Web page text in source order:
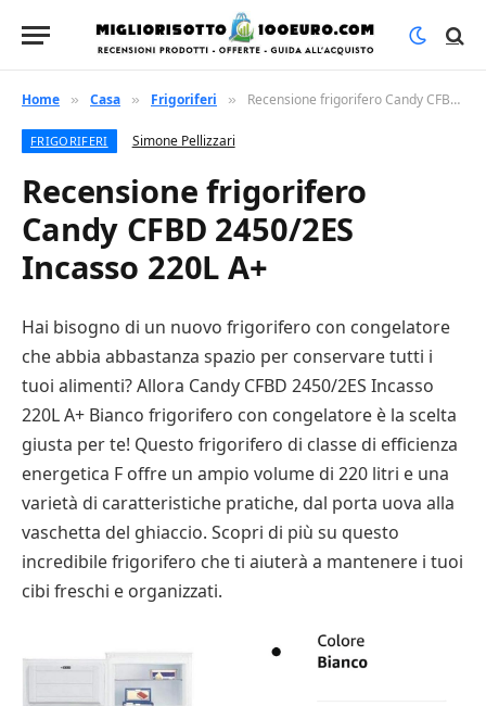
Home » Casa » Frigoriferi » Recensione frigorifero Candy CFBD 2450/2ES Incasso 220L A+
FRIGORIFERI Simone Pellizzari
Recensione frigorifero
Candy CFBD 2450/2ES
Incasso 220L A+
Hai bisogno di un nuovo frigorifero con congelatore
che abbia abbastanza spazio per conservare tutti i
tuoi alimenti? Allora Candy CFBD 2450/2ES Incasso
220L A+ Bianco frigorifero con congelatore è la scelta
giusta per te! Questo frigorifero di classe di efficienza
energetica F offre un ampio volume di 220 litri e una
varietà di caratteristiche pratiche, dal porta uova alla
vaschetta del ghiaccio. Scopri di più su questo
incredibile frigorifero che ti aiuterà a mantenere i tuoi
cibi freschi e organizzati.